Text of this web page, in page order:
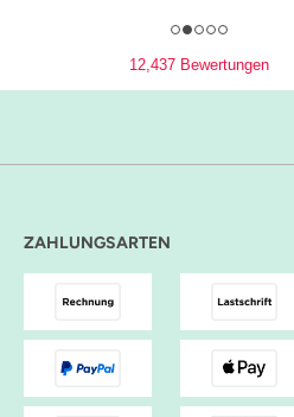
12,437 Bewertungen
ZAHLUNGSARTEN